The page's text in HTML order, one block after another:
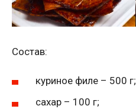
Состав:
куриное филе – 500 г;
сахар – 100 г;